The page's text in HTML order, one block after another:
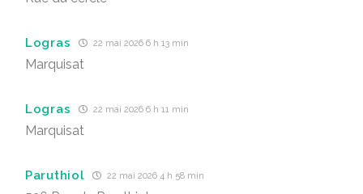
Logras 22 mai 2026 6 h 13 min
Marquisat
Logras 22 mai 2026 6 h 11 min
Marquisat
Paruthiol 22 mai 2026 4 h 58 min